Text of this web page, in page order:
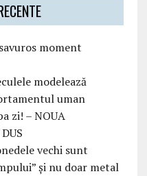
moment
modelează
uman
zi! – NOUA
vechi sunt
și nu doar metal